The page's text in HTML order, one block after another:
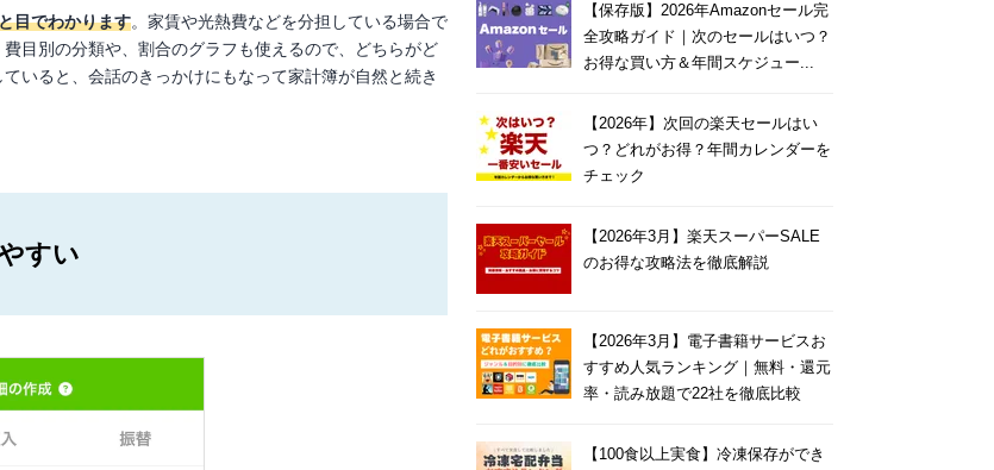
目でわかります。家賃や光熱費などを分担している場合で
目別の分類や、割合のグラフも使えるので、どちらがど
いると、会話のきっかけにもなって家計簿が自然と続き
すい
【保存版】2026年Amazonセール完
全攻略ガイド｜次のセールはいつ？
お得な買い方＆年間スケジュー...
【2026年】次回の楽天セールはい
つ？どれがお得？年間カレンダーを
チェック
【2026年3月】楽天スーパーSALE
のお得な攻略法を徹底解説
【2026年3月】電子書籍サービスお
すすめ人気ランキング｜無料・還元
率・読み放題で22社を徹底比較
【100食以上実食】冷凍保存ができ